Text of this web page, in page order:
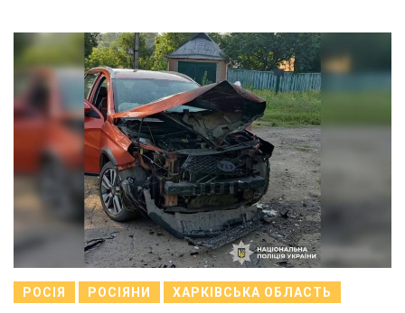
РОСІЯ РОСІЯНИ ХАРКІВСЬКА ОБЛАСТЬ